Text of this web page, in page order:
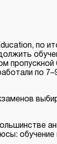
по
пропускной
по